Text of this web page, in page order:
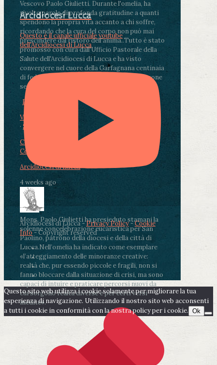
Vescovo Paolo Giulietti. Durante l'omelia, ha
rivolto parole di profonda gratitudine a quanti
spendono la propria vita accanto a chi soffre,
ricordando che la cura del corpo non può mai
prescindere dal ristoro dell'anima..Tutto è stato
promosso con cura dall'Ufficio Pastorale della
Salute dell'Arcidiocesi di Lucca e ha visto
convergere nel cuore della Garfagnana centinaia
di fedeli, operatori sanitari, volontari e persone
segnate dalla malattia.
Photo
View on Facebook
· Share
Condividi su Facebook
Condividi su LinkedIn
Arcidiocesi di Lucca
4 weeks ago
Mons. Paolo Giulietti ha presieduto stamani la
solenne concelebrazione eucaristica per San
Paolino, patrono della diocesi e della città di
Lucca.Nell’omelia ha indicato come esemplare
«l’atteggiamento delle minoranze creative:
realtà che, pur essendo piccole e fragili, non si
fanno bloccare dalla situazione di crisi, ma sono
capaci di intuire e praticare percorsi nuovi da
cui sorgono realtà diverse e per certi versi
inedite».
Arcidiocesi Lucca
Questo è il canale ufficiale youtube
dell'Arcidiocesi di Lucca
Arcidiocesi di Lucca -Privacy Policy-Cookie
Info- Copyright reserved
Questo sito web utilizza i cookie solamente per migliorare la tua
esperienza di navigazione. Utilizzando il nostro sito web acconsenti
a tutti i cookie in conformità con la nostra policy per i cookie. Ok